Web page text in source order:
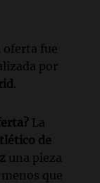
oferta fue
por
.
La
de
una pieza
que